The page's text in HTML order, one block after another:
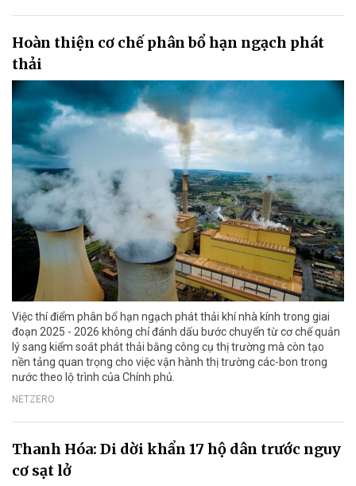
Hoàn thiện cơ chế phân bổ hạn ngạch phát
thải
Việc thí điểm phân bổ hạn ngạch phát thải khí nhà kính trong giai
đoạn 2025 - 2026 không chỉ đánh dấu bước chuyển từ cơ chế quản
lý sang kiểm soát phát thải bằng công cụ thị trường mà còn tạo
nền tảng quan trọng cho việc vận hành thị trường các-bon trong
nước theo lộ trình của Chính phủ.
NETZERO
Thanh Hóa: Di dời khẩn 17 hộ dân trước nguy
cơ sạt lở